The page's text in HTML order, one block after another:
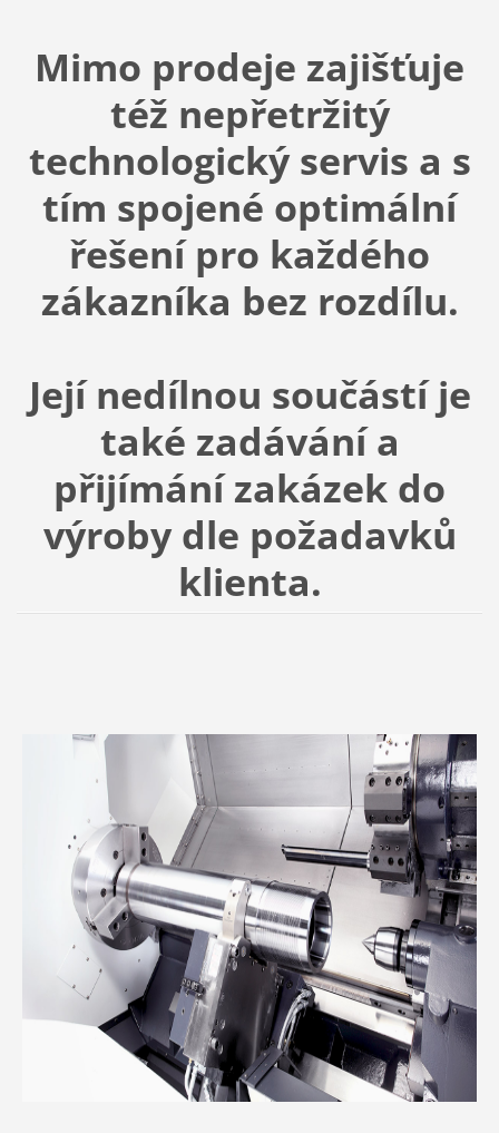
Mimo prodeje zajišťuje
též nepřetržitý
technologický servis a s
tím spojené optimální
řešení pro každého
zákazníka bez rozdílu.
Její nedílnou součástí je
také zadávání a
přijímání zakázek do
výroby dle požadavků
klienta.